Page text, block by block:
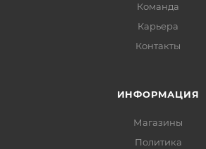
Команда
Карьера
Контакты
ИНФОРМАЦИЯ
Магазины
Политика